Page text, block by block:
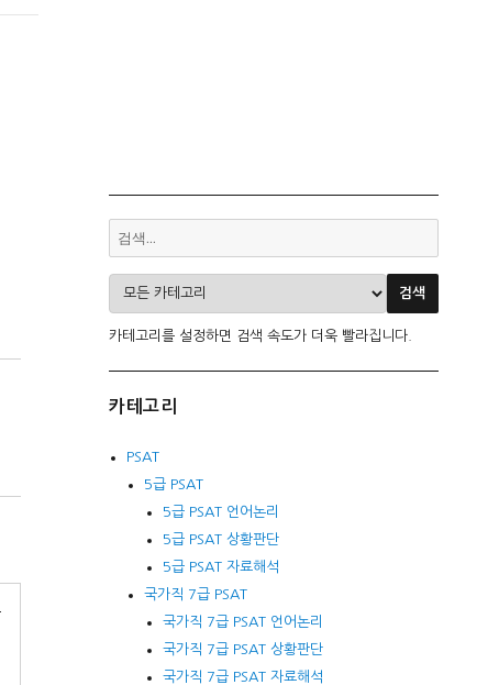
카테고리를 설정하면 검색 속도가 더욱 빨라집니다.
카테고리
PSAT
5급 PSAT
5급 PSAT 언어논리
5급 PSAT 상황판단
5급 PSAT 자료해석
국가직 7급 PSAT
국가직 7급 PSAT 언어논리
국가직 7급 PSAT 상황판단
국가직 7급 PSAT 자료해석